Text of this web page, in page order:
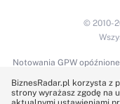
Notowania GPWopóźnione
© 2010-
BiznesRadar.pl korzysta z
strony wyrażasz zgodę na